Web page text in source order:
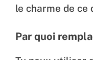
le charme de ce
Par quoi